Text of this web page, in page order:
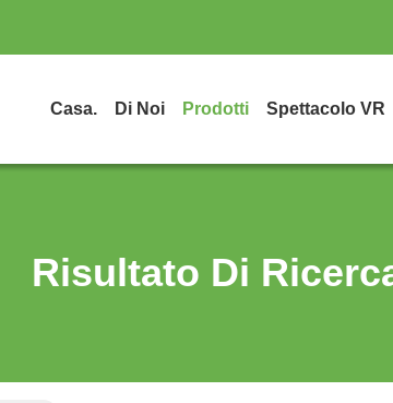
Casa. Di Noi Prodotti Spettacolo VR
Risultato Di